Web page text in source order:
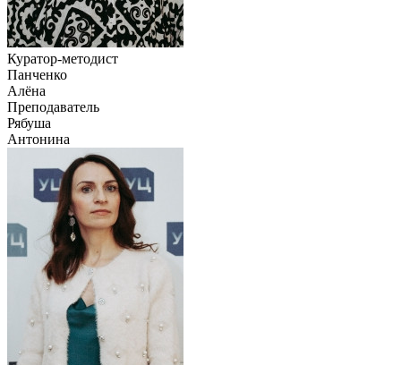
Куратор-методист
Панченко
Алёна
Преподаватель
Рябуша
Антонина